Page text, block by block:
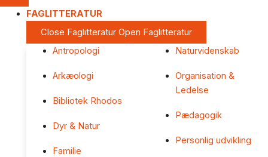
FAGLITTERATUR
Close Faglitteratur Open Faglitteratur
Antropologi
Arkæologi
Bibliotek Rhodos
Dyr & Natur
Familie
Naturvidenskab
Organisation &
Ledelse
Pædagogik
Personlig udvikling